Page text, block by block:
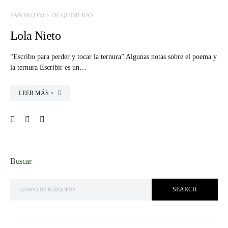
PANTALONES DE QUIMERAS
Lola Nieto
“Escribo para perder y tocar la ternura” Algunas notas sobre el poema y
la ternura Escribir es un…
LEER MÁS >
Buscar
SEARCH